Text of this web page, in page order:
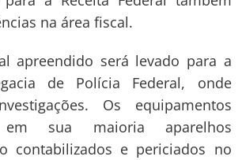
na área fiscal.
apreendido será levado para a
de Polícia Federal, onde
Os equipamentos
em sua maioria aparelhos
contabilizados e periciados no